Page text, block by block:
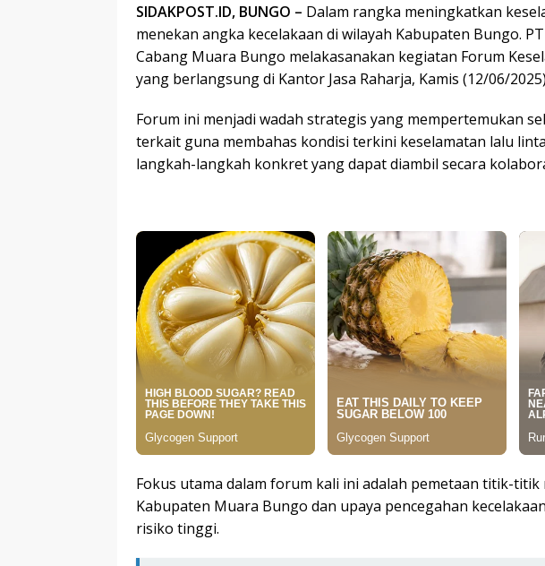
SIDAKPOST.ID, BUNGO – Dalam rangka meningkatkan
menekan angka kecelakaan di wilayah Kabupaten Bungo.
Cabang Muara Bungo melakasanakan kegiatan Forum
yang berlangsung di Kantor Jasa Raharja, Kamis (12/06/
Forum ini menjadi wadah strategis yang mempertemukan
terkait guna membahas kondisi terkini keselamatan lalu
langkah-langkah konkret yang dapat diambil secara
Fokus utama dalam forum kali ini adalah pemetaan titik-titik
Kabupaten Muara Bungo dan upaya pencegahan
risiko tinggi.